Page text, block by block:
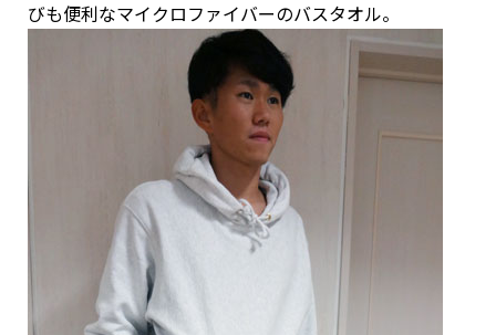
びも便利なマイクロファイバーのバスタオル。